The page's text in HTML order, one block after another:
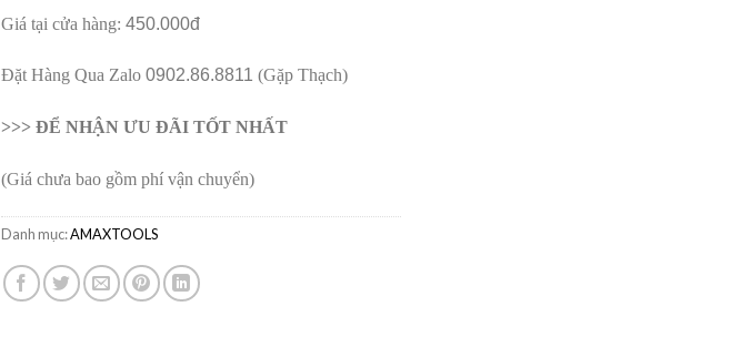
Giá tại cửa hàng: 450.000đ
Đặt Hàng Qua Zalo 0902.86.8811 (Gặp Thạch)
>>> ĐỂ NHẬN ƯU ĐÃI TỐT NHẤT
(Giá chưa bao gồm phí vận chuyển)
Danh mục:AMAXTOOLS